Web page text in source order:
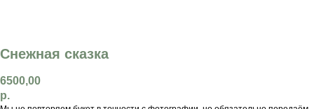
Снежная сказка
6500,00
р.